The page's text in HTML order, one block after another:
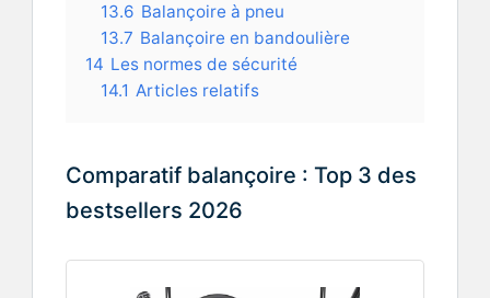
13.6 Balançoire à pneu
13.7 Balançoire en bandoulière
14 Les normes de sécurité
14.1 Articles relatifs
Comparatif balançoire : Top 3 des
bestsellers 2026